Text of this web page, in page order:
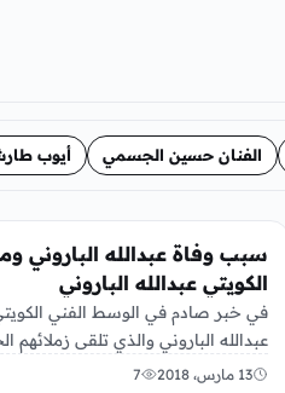
الفنان حسين الجسمي أيوب
سبب وفاة عبدالله الباروني
الكويتي عبدالله الباروني
في خبر صادم في الوسط الفني
عبدالله الباروني والذي تلقى
13 مارس، 2018 7